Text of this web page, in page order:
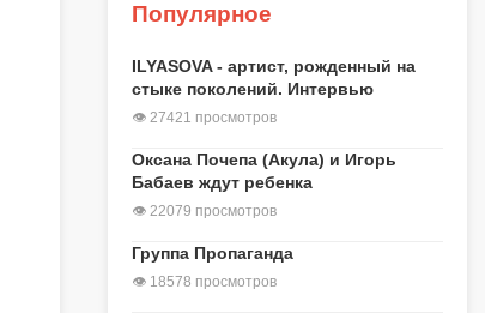
Популярное
ILYASOVA - артист, рожденный на
стыке поколений. Интервью
👁 27421 просмотров
Оксана Почепа (Акула) и Игорь
Бабаев ждут ребенка
👁 22079 просмотров
Группа Пропаганда
👁 18578 просмотров